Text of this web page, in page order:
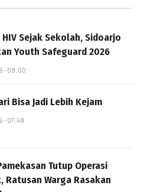
HIV Sejak Sekolah, Sidoarjo
Youth Safeguard 2026
- 09:00
Bisa Jadi Lebih Kejam
- 07:49
Tutup Operasi
Ratusan Warga Rasakan